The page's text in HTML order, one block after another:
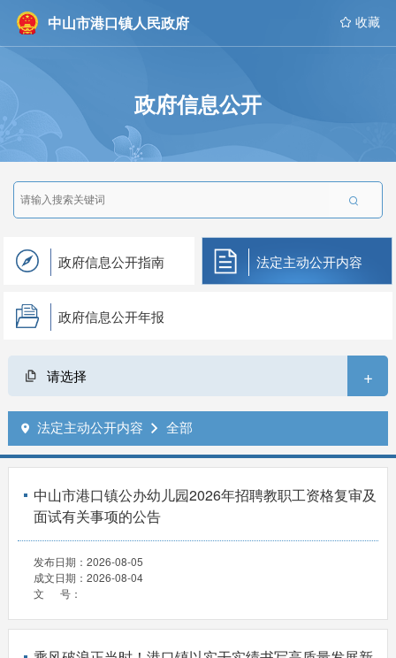
中山市港口镇人民政府  收藏
政府信息公开

政府信息公开指南 法定主动公开内容
政府信息公开年报
请选择 +
 法定主动公开内容  全部
中山市港口镇公办幼儿园2026年招聘教职工资格复审及
面试有关事项的公告
发布日期： 2026-08-05
成文日期： 2026-08-04
文 号：